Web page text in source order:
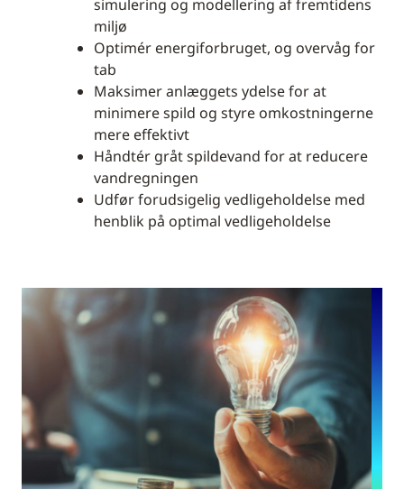
simulering og modellering af fremtidens
miljø
Optimér energiforbruget, og overvåg for
tab
Maksimer anlæggets ydelse for at
minimere spild og styre omkostningerne
mere effektivt
Håndtér gråt spildevand for at reducere
vandregningen
Udfør forudsigelig vedligeholdelse med
henblik på optimal vedligeholdelse